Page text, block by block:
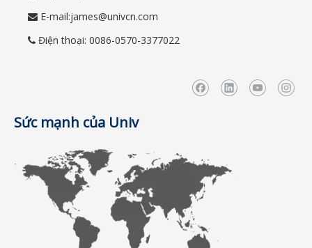
 E-mail:james@univcn.com
 Điện thoại: 0086-0570-3377022
Sức mạnh của Univ